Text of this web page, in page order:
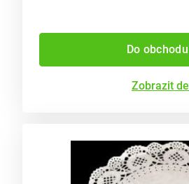
Do obchodu
Zobrazit